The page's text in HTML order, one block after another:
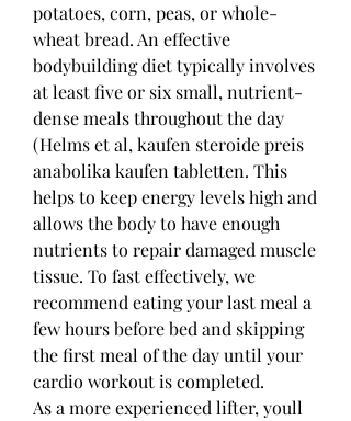
potatoes, corn, peas, or whole-
wheat bread. An effective
bodybuilding diet typically involves
at least five or six small, nutrient-
dense meals throughout the day
(Helms et al, kaufen steroide preis
anabolika kaufen tabletten. This
helps to keep energy levels high and
allows the body to have enough
nutrients to repair damaged muscle
tissue. To fast effectively, we
recommend eating your last meal a
few hours before bed and skipping
the first meal of the day until your
cardio workout is completed.
As a more experienced lifter, youll